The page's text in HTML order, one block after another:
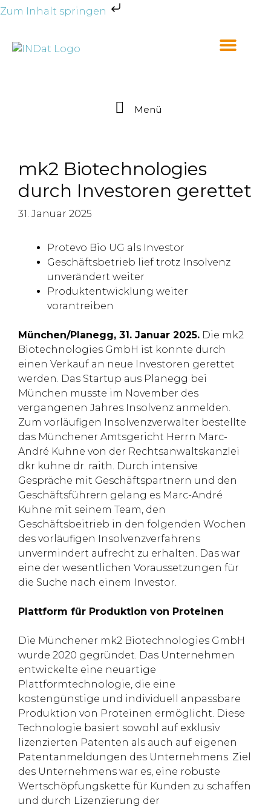
Zum Inhalt springen
Menü
mk2 Biotechnologies
durch Investoren gerettet
31. Januar 2025
Protevo Bio UG als Investor
Geschäftsbetrieb lief trotz Insolvenz
unverändert weiter
Produktentwicklung weiter
vorantreiben
München/Planegg, 31. Januar 2025. Die mk2
Biotechnologies GmbH ist konnte durch
einen Verkauf an neue Investoren gerettet
werden. Das Startup aus Planegg bei
München musste im November des
vergangenen Jahres Insolvenz anmelden.
Zum vorläufigen Insolvenzverwalter bestellte
das Münchener Amtsgericht Herrn Marc-
André Kuhne von der Rechtsanwaltskanzlei
dkr kuhne dr. raith. Durch intensive
Gespräche mit Geschäftspartnern und den
Geschäftsführern gelang es Marc-André
Kuhne mit seinem Team, den
Geschäftsbeitrieb in den folgenden Wochen
des vorläufigen Insolvenzverfahrens
unvermindert aufrecht zu erhalten. Das war
eine der wesentlichen Voraussetzungen für
die Suche nach einem Investor.
Plattform für Produktion von Proteinen
Die Münchener mk2 Biotechnologies GmbH
wurde 2020 gegründet. Das Unternehmen
entwickelte eine neuartige
Plattformtechnologie, die eine
kostengünstige und individuell anpassbare
Produktion von Proteinen ermöglicht. Diese
Technologie basiert sowohl auf exklusiv
lizenzierten Patenten als auch auf eigenen
Patentanmeldungen des Unternehmens. Ziel
des Unternehmens war es, eine robuste
Wertschöpfungskette für Kunden zu schaffen
und durch Lizenzierung der